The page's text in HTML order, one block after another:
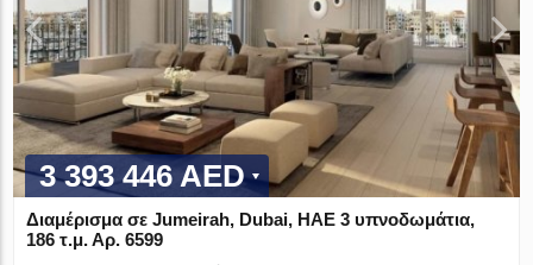
3 393 446 AED
Διαμέρισμα σε Jumeirah, Dubai, ΗΑΕ 3 υπνοδωμάτια,
186 τ.μ. Αρ. 6599